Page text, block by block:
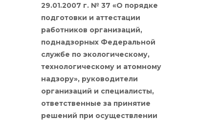
29.01.2007 г. № 37 «О порядке
подготовки и аттестации
работников организаций,
поднадзорных Федеральной
службе по экологическому,
технологическому и атомному
надзору», руководители
организаций и специалисты,
ответственные за принятие
решений при осуществлении